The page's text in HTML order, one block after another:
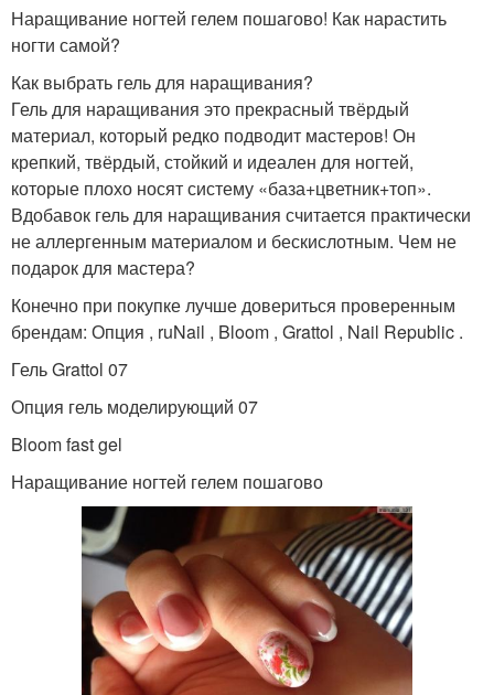
Наращивание ногтей гелем пошагово! Как нарастить
ногти самой?
Как выбрать гель для наращивания?
Гель для наращивания это прекрасный твёрдый
материал, который редко подводит мастеров! Он
крепкий, твёрдый, стойкий и идеален для ногтей,
которые плохо носят систему «база+цветник+топ».
Вдобавок гель для наращивания считается практически
не аллергенным материалом и бескислотным. Чем не
подарок для мастера?
Конечно при покупке лучше довериться проверенным
брендам: Опция , ruNail , Bloom , Grattol , Nail Republic .
Гель Grattol 07
Опция гель моделирующий 07
Bloom fast gel
Наращивание ногтей гелем пошагово